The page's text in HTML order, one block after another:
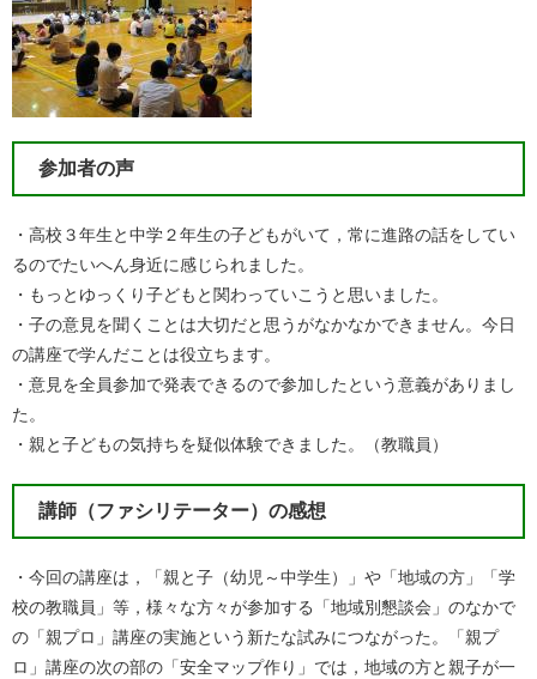
参加者の声
・高校３年生と中学２年生の子どもがいて，常に進路の話をしてい
るのでたいへん身近に感じられました。
・もっとゆっくり子どもと関わっていこうと思いました。
・子の意見を聞くことは大切だと思うがなかなかできません。今日
の講座で学んだことは役立ちます。
・意見を全員参加で発表できるので参加したという意義がありまし
た。
・親と子どもの気持ちを疑似体験できました。（教職員）
講師（ファシリテーター）の感想
・今回の講座は，「親と子（幼児～中学生）」や「地域の方」「学
校の教職員」等，様々な方々が参加する「地域別懇談会」のなかで
の「親プロ」講座の実施という新たな試みにつながった。「親プ
ロ」講座の次の部の「安全マップ作り」では，地域の方と親子が一